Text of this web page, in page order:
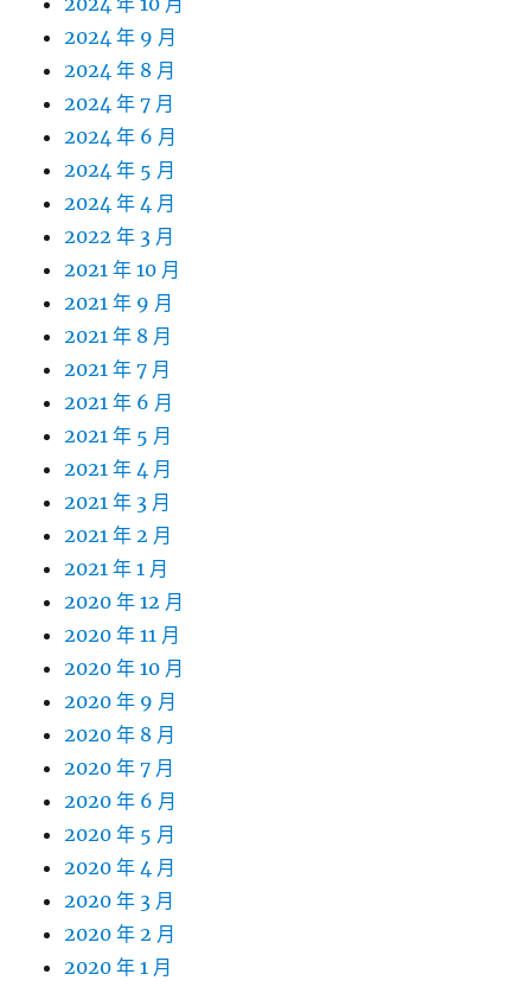
2024 年 9 月
2024 年 8 月
2024 年 7 月
2024 年 6 月
2024 年 5 月
2024 年 4 月
2022 年 3 月
2021 年 10 月
2021 年 9 月
2021 年 8 月
2021 年 7 月
2021 年 6 月
2021 年 5 月
2021 年 4 月
2021 年 3 月
2021 年 2 月
2021 年 1 月
2020 年 12 月
2020 年 11 月
2020 年 10 月
2020 年 9 月
2020 年 8 月
2020 年 7 月
2020 年 6 月
2020 年 5 月
2020 年 4 月
2020 年 3 月
2020 年 2 月
2020 年 1 月